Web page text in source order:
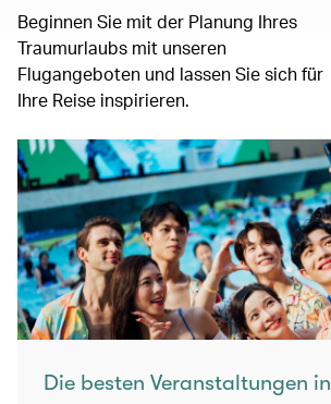
Beginnen Sie mit der Planung Ihres
Traumurlaubs mit unseren
Flugangeboten und lassen Sie sich für
Ihre Reise inspirieren.
Die besten Veranstaltungen in